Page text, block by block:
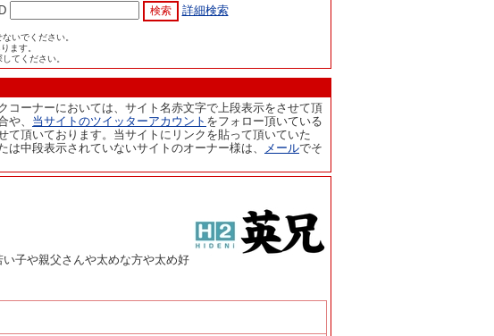
詳細検索
いでください。
ます。
てください。
コーナーにおいては、サイト名赤文字で上段表示をさせて頂
や、 当サイトのツイッターアカウント をフォロー頂いている
頂いております。当サイトにリンクを貼って頂いていた
中段表示されていないサイトのオーナー様は、
メールでそ
子や親父さんや太めな方や太め好